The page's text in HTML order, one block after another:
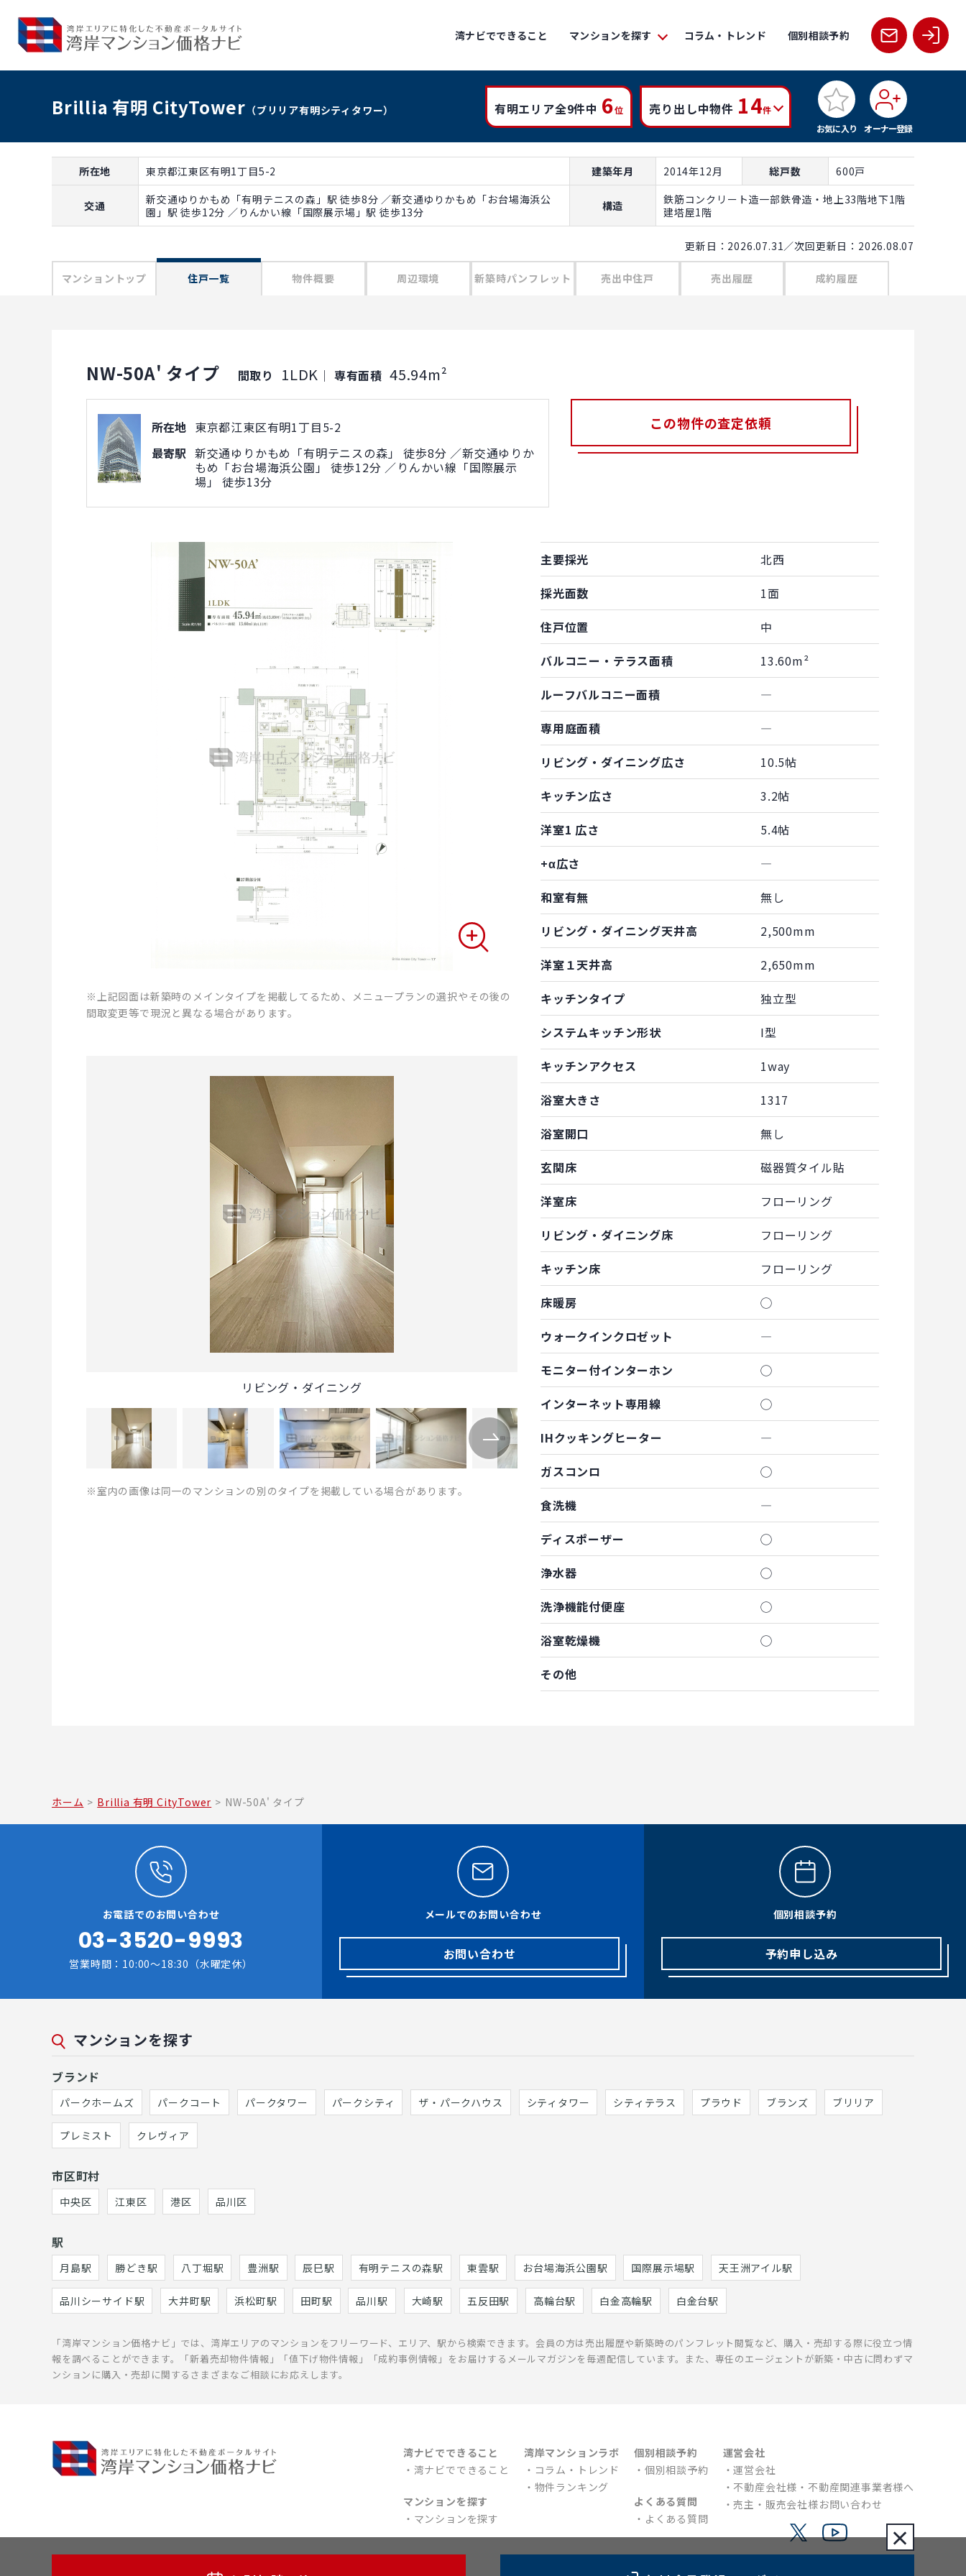
湾ナビでできること マンションを探す コラム・トレンド 個別相談予約
Brillia 有明 CityTower （ブリリア有明シティタワー） 有明エリア全9件中 6位 売り出し中物件 14件
お気に入り
オーナー登録
所在地 東京都江東区有明1丁目5-2 建築年月 2014年12月 総戸数 600戸
交通
新交通ゆりかもめ「有明テニスの森」駅 徒歩8分 ／新交通ゆりかもめ「お台場海浜公
園」駅 徒歩12分 ／りんかい線「国際展示場」駅 徒歩13分
構造
鉄筋コンクリート造一部鉄骨造・地上33階地下1階
建塔屋1階
更新日：2026.07.31／次回更新日：2026.08.07
マンショントップ 住戸一覧 物件概要 周辺環境 新築時パンフレット 売出中住戸 売出履歴 成約履歴
×
NW-50A' タイプ 間取り 1LDK ｜ 専有面積 45.94m²
所在地 東京都江東区有明1丁目5-2
最寄駅 新交通ゆりかもめ「有明テニスの森」 徒歩8分 ／新交通ゆりか
もめ「お台場海浜公園」 徒歩12分 ／りんかい線「国際展示
場」 徒歩13分
この物件の査定依頼
※上記図面は新築時のメインタイプを掲載してるため、メニュープランの選択やその後の
間取変更等で現況と異なる場合があります。
リビング・ダイニング
※室内の画像は同一のマンションの別のタイプを掲載している場合があります。
主要採光
北西
採光面数
1面
住戸位置
中
バルコニー・テラス面積
13.60m²
ルーフバルコニー面積
―
専用庭面積
―
リビング・ダイニング広さ
10.5帖
キッチン広さ
3.2帖
洋室1 広さ
5.4帖
+α広さ
―
和室有無
無し
リビング・ダイニング天井高
2,500mm
洋室１天井高
2,650mm
キッチンタイプ
独立型
システムキッチン形状
I型
キッチンアクセス
1way
浴室大きさ
1317
浴室開口
無し
玄関床
磁器質タイル貼
洋室床
フローリング
リビング・ダイニング床
フローリング
キッチン床
フローリング
床暖房
◯
ウォークインクロゼット
―
モニター付インターホン
◯
インターネット専用線
◯
IHクッキングヒーター
―
ガスコンロ
◯
食洗機
―
ディスポーザー
◯
浄水器
◯
洗浄機能付便座
◯
浴室乾燥機
◯
その他
ホーム > Brillia 有明 CityTower > NW-50A' タイプ
お電話でのお問い合わせ
03-3520-9993
営業時間：10:00～18:30（水曜定休）
メールでのお問い合わせ
お問い合わせ
個別相談予約
予約申し込み
マンションを探す
ブランド
パークホームズ パークコート パークタワー パークシティ ザ・パークハウス シティタワー シティテラス プラウド ブランズ ブリリア
プレミスト クレヴィア
市区町村
中央区 江東区 港区 品川区
駅
月島駅 勝どき駅 八丁堀駅 豊洲駅 辰巳駅 有明テニスの森駅 東雲駅 お台場海浜公園駅 国際展示場駅 天王洲アイル駅
品川シーサイド駅 大井町駅 浜松町駅 田町駅 品川駅 大崎駅 五反田駅 高輪台駅 白金高輪駅 白金台駅
「湾岸マンション価格ナビ」では、湾岸エリアのマンションをフリーワード、エリア、駅から検索できます。会員の方は売出履歴や新築時のパンフレット閲覧など、購入・売却する際に役立つ情
報を調べることができます。「新着売却物件情報」「値下げ物件情報」「成約事例情報」をお届けするメールマガジンを毎週配信しています。また、専任のエージェントが新築・中古に問わずマ
ンションに購入・売却に関するさまざまなご相談にお応えします。
湾ナビでできること
湾ナビでできること
マンションを探す
マンションを探す
湾岸マンションラボ
コラム・トレンド
物件ランキング
個別相談予約
個別相談予約
よくある質問
よくある質問
運営会社
運営会社
不動産会社様・不動産関連事業者様へ
売主・販売会社様お問い合わせ